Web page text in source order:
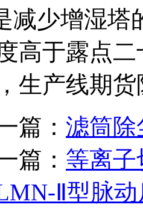
增湿塔的
高于露点
产线期货
篇： 滤筒除
篇： 等离
Ⅱ型脉